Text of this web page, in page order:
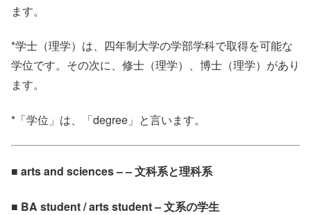
ます。
*学士（理学）は、四年制大学の学部学科で取得を可能な
学位です。その次に、修士（理学）、博士（理学）があり
ます。
*「学位」は、「degree」と言います。
■ arts and sciences – – 文科系と理科系
■ BA student / arts student – 文系の学生